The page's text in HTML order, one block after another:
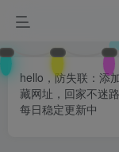
hello，防失联：添
藏网址，回家不迷
每日稳定更新中